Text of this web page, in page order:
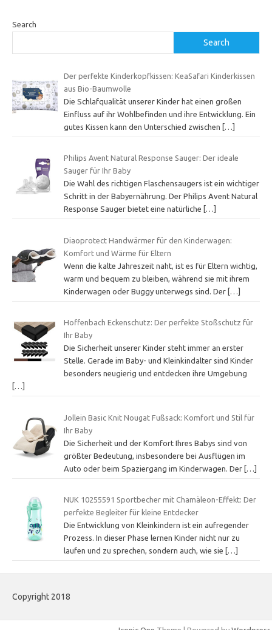
Search
Search
Der perfekte Kinderkopfkissen: KeaSafari Kinderkissen
aus Bio-Baumwolle
Die Schlafqualität unserer Kinder hat einen großen
Einfluss auf ihr Wohlbefinden und ihre Entwicklung. Ein
gutes Kissen kann den Unterschied zwischen
[…]
Philips Avent Natural Response Sauger: Der ideale
Sauger für Ihr Baby
Die Wahl des richtigen Flaschensaugers ist ein wichtiger
Schritt in der Babyernährung. Der Philips Avent Natural
Response Sauger bietet eine natürliche
[…]
Diaoprotect Handwärmer für den Kinderwagen:
Komfort und Wärme für Eltern
Wenn die kalte Jahreszeit naht, ist es für Eltern wichtig,
warm und bequem zu bleiben, während sie mit ihrem
Kinderwagen oder Buggy unterwegs sind. Der […]
Hoffenbach Eckenschutz: Der perfekte Stoßschutz für
Ihr Baby
Die Sicherheit unserer Kinder steht immer an erster
Stelle. Gerade im Baby- und Kleinkindalter sind Kinder
besonders neugierig und entdecken ihre Umgebung
[…]
Jollein Basic Knit Nougat Fußsack: Komfort und Stil für
Ihr Baby
Die Sicherheit und der Komfort Ihres Babys sind von
größter Bedeutung, insbesondere bei Ausflügen im
Auto oder beim Spaziergang im Kinderwagen. Der […]
NUK 10255591 Sportbecher mit Chamäleon-Effekt: Der
perfekte Begleiter für kleine Entdecker
Die Entwicklung von Kleinkindern ist ein aufregender
Prozess. In dieser Phase lernen Kinder nicht nur zu
laufen und zu sprechen, sondern auch, wie sie
[…]
Copyright 2018